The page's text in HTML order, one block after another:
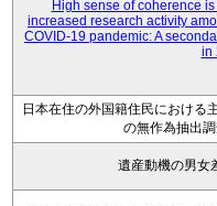
High sense of coherence
increased research activity
COVID-19 pandemic: A
in
日本在住の外国籍住民におけ
の無作為抽出
遺産動機の男女